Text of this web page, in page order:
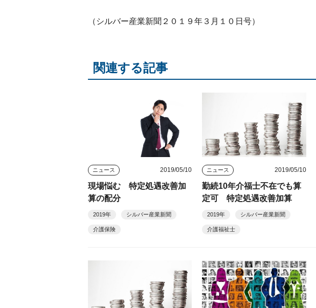
（シルバー産業新聞２０１９年３月１０日号）
関連する記事
ニュース 2019/05/10
現場悩む 特定処遇改善加
算の配分
2019年 シルバー産業新聞
介護保険
ニュース 2019/05/10
勤続10年介福士不在でも算
定可 特定処遇改善加算
2019年 シルバー産業新聞
介護福祉士